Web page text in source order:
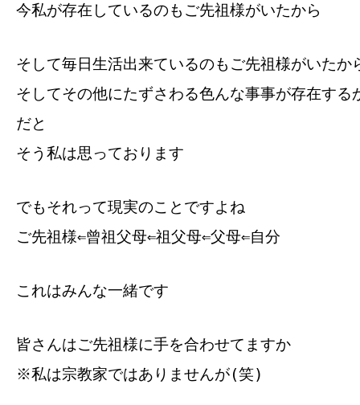
今私が存在しているのもご先祖様がいたから
そして毎日生活出来ているのもご先祖様がいたか
そしてその他にたずさわる色んな事事が存在する
だと
そう私は思っております
でもそれって現実のことですよね
ご先祖様⇐曾祖父母⇐祖父母⇐父母⇐自分
これはみんな一緒です
皆さんはご先祖様に手を合わせてますか
※私は宗教家ではありませんが(笑)